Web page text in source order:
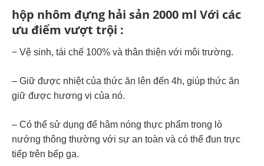
hộp nhôm đựng hải sản 2000 ml Với các
ưu điểm vượt trội :
− Vệ sinh, tái chế 100% và thân thiện với môi trường.
– Giữ được nhiệt của thức ăn lên đến 4h, giúp thức ăn
giữ được hương vị của nó.
– Có thể sử dụng để hâm nóng thực phẩm trong lò
nướng thông thường với sự an toàn và có thể đun trực
tiếp trên bếp ga.